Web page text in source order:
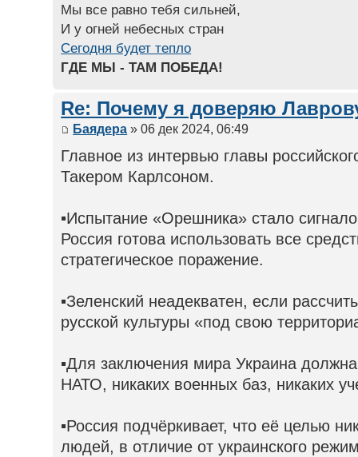
Мы все равно тебя сильней,
И у огней небесных стран
Сегодня будет тепло
ГДЕ МЫ - ТАМ ПОБЕДА!
Re: Почему я доверяю
Баядера » 06 дек 2024, 06:49
Главное из интервью главы
Такером Карлсоном.
▪️Испытание «Орешника» стало
Россия готова использовать все
стратегическое поражение.
▪️Зеленский неадекватен, если
русской культуры «под свою
▪️Для заключения мира Украина
НАТО, никаких военных баз, никаких
▪️Россия подчёркивает, что её целью
людей, в отличие от украинского